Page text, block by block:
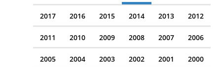
2017 2016 2015 2014 2013 2012
2011 2010 2009 2008 2007 2006
2005 2004 2003 2002 2001 2000